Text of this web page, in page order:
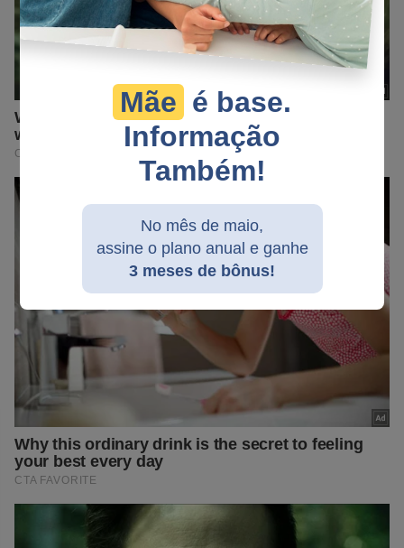
Mãe é base.
Informação
Também!
No mês de maio,
assine o plano anual e ganhe
3 meses de bônus!